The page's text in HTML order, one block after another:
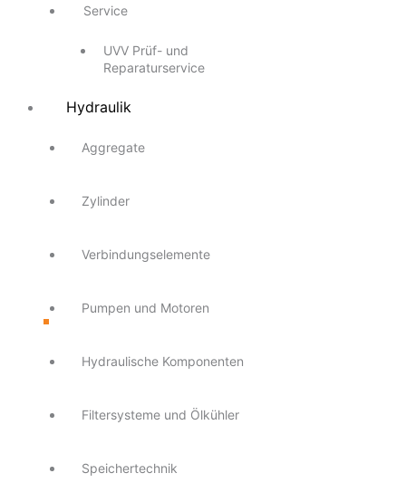
Service
UVV Prüf- und
Reparaturservice
Hydraulik
Aggregate
Zylinder
Verbindungselemente
Pumpen und Motoren
Hydraulische Komponenten
Filtersysteme und Ölkühler
Speichertechnik